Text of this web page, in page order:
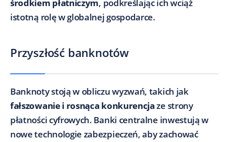
środkiem płatniczym, podkreślając ich wciąż
istotną rolę w globalnej gospodarce.
Przyszłość banknotów
Banknoty stoją w obliczu wyzwań, takich jak
fałszowanie i rosnąca konkurencjaze strony
płatności cyfrowych. Banki centralne inwestują w
nowe technologie zabezpieczeń, aby zachować